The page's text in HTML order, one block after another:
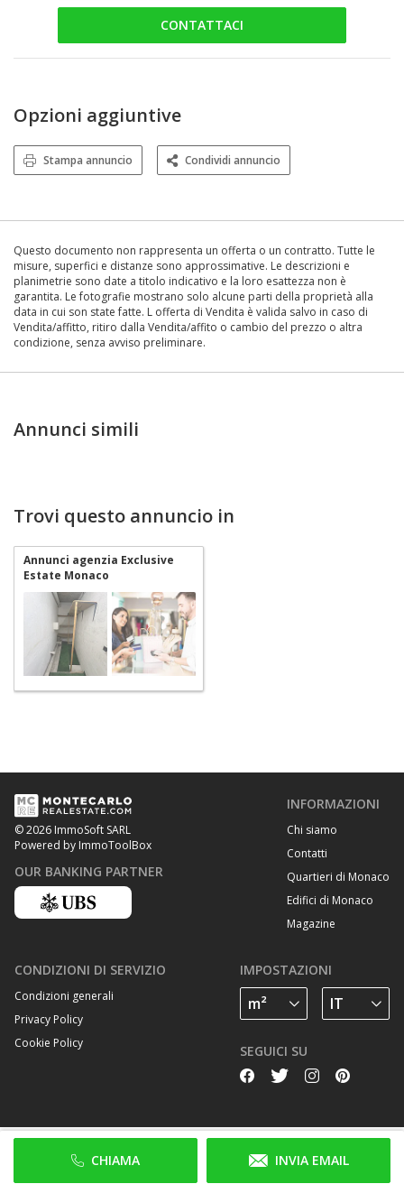
CONTATTACI
CHIAMA INVIA EMAIL
Opzioni aggiuntive
Stampa annuncio Condividi annuncio
Questo documento non rappresenta un offerta o un contratto. Tutte le
misure, superfici e distanze sono approssimative. Le descrizioni e
planimetrie sono date a titolo indicativo e la loro esattezza non è
garantita. Le fotografie mostrano solo alcune parti della proprietà alla
data in cui son state fatte. L offerta di Vendita è valida salvo in caso di
Vendita/affitto, ritiro dalla Vendita/affito o cambio del prezzo o altra
condizione, senza avviso preliminare.
Annunci simili
Trovi questo annuncio in
Annunci agenzia Exclusive
Estate Monaco
© 2026 ImmoSoft SARL
Powered by ImmoToolBox
OUR BANKING PARTNER
INFORMAZIONI
Chi siamo
Contatti
Quartieri di Monaco
Edifici di Monaco
Magazine
CONDIZIONI DI SERVIZIO
Condizioni generali
Privacy Policy
Cookie Policy
IMPOSTAZIONI
SEGUICI SU